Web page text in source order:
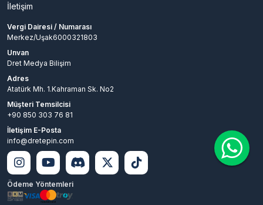
İletişim
Vergi Dairesi / Numarası
Merkez/Uşak6000321803
Unvan
Dret Medya Bilişim
Adres
Atatürk Mh. 1.Kahraman Sk. No2
Müşteri Temsilcisi
+90 850 303 76 81
İletişim E-Posta
info@dretepin.com
Ödeme Yöntemleri